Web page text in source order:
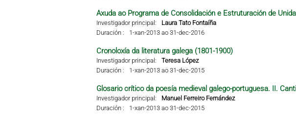
Axuda ao Programa de Consolidación e Estruturación de
Investigador principal:
Laura Tato Fontaíña
Duración :
1-xan-2013 ao 31-dec-2016
Cronoloxía da literatura galega (1801-1900)
Investigador principal:
Teresa López
Duración :
1-xan-2013 ao 31-dec-2015
Glosario crítico da poesía medieval galego-portuguesa. II.
Investigador principal:
Manuel Ferreiro Fernández
Duración :
1-xan-2013 ao 31-dec-2015